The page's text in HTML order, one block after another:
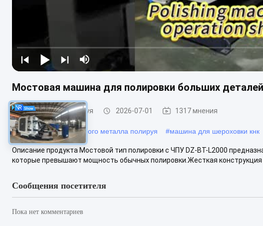
Мостовая машина для полировки больших
Машина КНК полируя 2026-07-01 1317 мнения
#машина промышленного металла полируя #машина для шероховки кнк
Описание продукта Мостовой тип полировки с ЧПУ DZ-BT-L2000
которые превышают мощность обычных полировки.Жесткая конструкция
Сообщения посетителя
Пока нет комментариев